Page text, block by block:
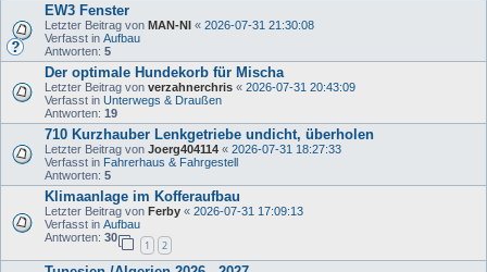
EW3 Fenster
Letzter Beitrag von MAN-NI « 2026-07-31 21:30:08
Verfasst in Aufbau
Antworten: 5
Der optimale Hundekorb für Mischa
Letzter Beitrag von verzahnerchris « 2026-07-31 20:43:09
Verfasst in Unterwegs & Draußen
Antworten: 19
710 Kurzhauber Lenkgetriebe undicht, überholen
Letzter Beitrag von Joerg404114 « 2026-07-31 18:27:33
Verfasst in Fahrerhaus & Fahrgestell
Antworten: 5
Klimaanlage im Kofferaufbau
Letzter Beitrag von Ferby « 2026-07-31 17:09:13
Verfasst in Aufbau
Antworten: 30
1 2